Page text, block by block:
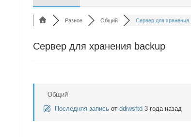
Разное Общий Сервер для хранения...
Сервер для хранения backup
Общий
Последняя запись от ddiwsftd 3 года назад